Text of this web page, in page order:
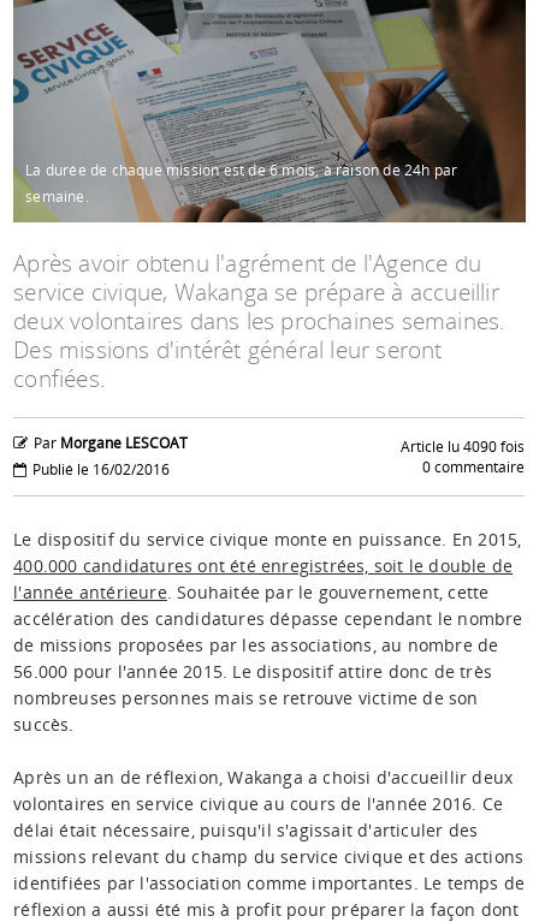
La durée de chaque mission est de 6 mois, à raison de 24h par
semaine.
Après avoir obtenu l'agrément de l'Agence du
service civique, Wakanga se prépare à accueillir
deux volontaires dans les prochaines semaines.
Des missions d'intérêt général leur seront
confiées.
Par Morgane LESCOAT
Publié le 16/02/2016
Article lu 4090 fois
0 commentaire
Le dispositif du service civique monte en puissance. En 2015,
400.000 candidatures ont été enregistrées, soit le double de
l'année antérieure. Souhaitée par le gouvernement, cette
accélération des candidatures dépasse cependant le nombre
de missions proposées par les associations, au nombre de
56.000 pour l'année 2015. Le dispositif attire donc de très
nombreuses personnes mais se retrouve victime de son
succès.
Après un an de réflexion, Wakanga a choisi d'accueillir deux
volontaires en service civique au cours de l'année 2016. Ce
délai était nécessaire, puisqu'il s'agissait d'articuler des
missions relevant du champ du service civique et des actions
identifiées par l'association comme importantes. Le temps de
réflexion a aussi été mis à profit pour préparer la façon dont